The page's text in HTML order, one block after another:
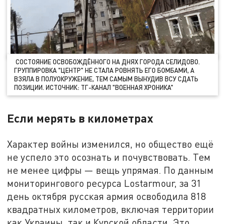
СОСТОЯНИЕ ОСВОБОЖДЁННОГО НА ДНЯХ ГОРОДА СЕЛИДОВО.
ГРУППИРОВКА "ЦЕНТР" НЕ СТАЛА РОВНЯТЬ ЕГО БОМБАМИ, А
ВЗЯЛА В ПОЛУОКРУЖЕНИЕ, ТЕМ САМЫМ ВЫНУДИВ ВСУ СДАТЬ
ПОЗИЦИИ. ИСТОЧНИК: ТГ-КАНАЛ "ВОЕННАЯ ХРОНИКА"
Если мерять в километрах
Характер войны изменился, но общество ещё
не успело это осознать и почувствовать. Тем
не менее цифры — вещь упрямая. По данным
мониторингового ресурса Lostarmour, за 31
день октября русская армия освободила 818
квадратных километров, включая территории